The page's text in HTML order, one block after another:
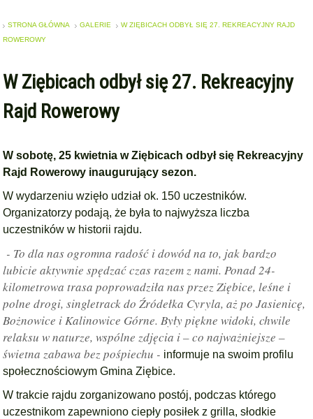
STRONA GŁÓWNA GALERIE
W ZIĘBICACH ODBYŁ SIĘ 27. REKREACYJNY RAJD
ROWEROWY
W Ziębicach odbył się 27. Rekreacyjny
Rajd Rowerowy
W sobotę, 25 kwietnia w Ziębicach odbył się Rekreacyjny
Rajd Rowerowy inaugurujący sezon.
W wydarzeniu wzięło udział ok. 150 uczestników.
Organizatorzy podają, że była to najwyższa liczba
uczestników w historii rajdu.
- To dla nas ogromna radość i dowód na to, jak bardzo
lubicie aktywnie spędzać czas razem z nami. Ponad 24-
kilometrowa trasa poprowadziła nas przez Ziębice, leśne i
polne drogi, singletrack do Źródełka Cyryla, aż po Jasienicę,
Bożnowice i Kalinowice Górne. Były piękne widoki, chwile
relaksu w naturze, wspólne zdjęcia i – co najważniejsze –
świetna zabawa bez pośpiechu - informuje na swoim profilu
społecznościowym Gmina Ziębice.
W trakcie rajdu zorganizowano postój, podczas którego
uczestnikom zapewniono ciepły posiłek z grilla, słodkie